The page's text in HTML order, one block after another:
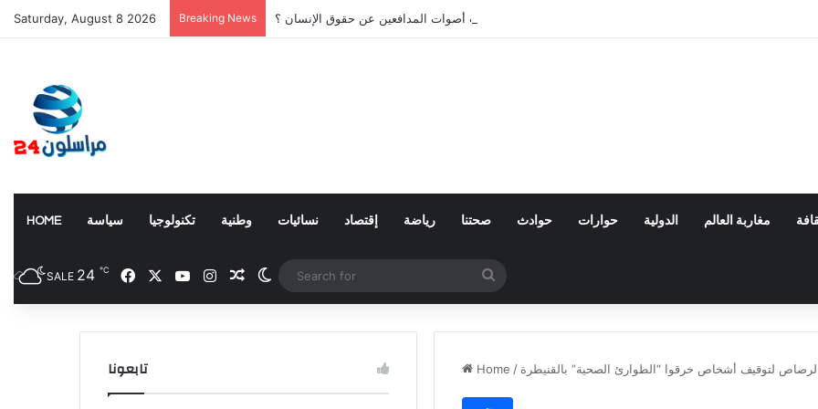
Saturday, August 8 2026 Breaking News بعد تعنيف المغاربة في سبتة.. أين اختفت أصوات المدافعين عن حقوق الإنسان ؟
HOME سياسة تكنولوجيا وطنية نسائيات إقتصاد رياضة صحتنا حوادث حوارات الدولية مغاربة العالم
SALE 24 ℃ Facebook YouTubeInstagramRandom Article
Switch skin
for
Home / لتوقيف أشخاص خرقوا “الطوارئ الصحية” بالقنيطرة تابعونا